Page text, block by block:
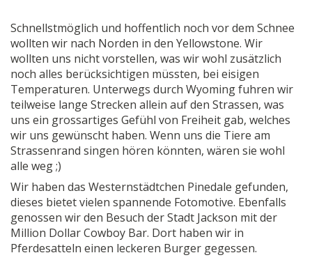
Schnellstmöglich und hoffentlich noch vor dem Schnee
wollten wir nach Norden in den Yellowstone. Wir
wollten uns nicht vorstellen, was wir wohl zusätzlich
noch alles berücksichtigen müssten, bei eisigen
Temperaturen. Unterwegs durch Wyoming fuhren wir
teilweise lange Strecken allein auf den Strassen, was
uns ein grossartiges Gefühl von Freiheit gab, welches
wir uns gewünscht haben. Wenn uns die Tiere am
Strassenrand singen hören könnten, wären sie wohl
alle weg ;)
Wir haben das Westernstädtchen Pinedale gefunden,
dieses bietet vielen spannende Fotomotive. Ebenfalls
genossen wir den Besuch der Stadt Jackson mit der
Million Dollar Cowboy Bar. Dort haben wir in
Pferdesatteln einen leckeren Burger gegessen.